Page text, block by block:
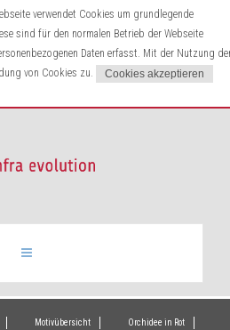
verwendet Cookies um grundlegende
sind für den normalen Betrieb der Webseite
Daten erfasst. Mit der Nutzung
von Cookies zu.
Motivübersicht Orchidee in Rot